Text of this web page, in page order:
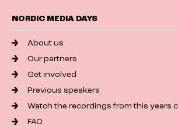
NORDIC MEDIA DAYS
About us
Our partners
Get involved
Previous speakers
Watch the recordings from this years
FAQ